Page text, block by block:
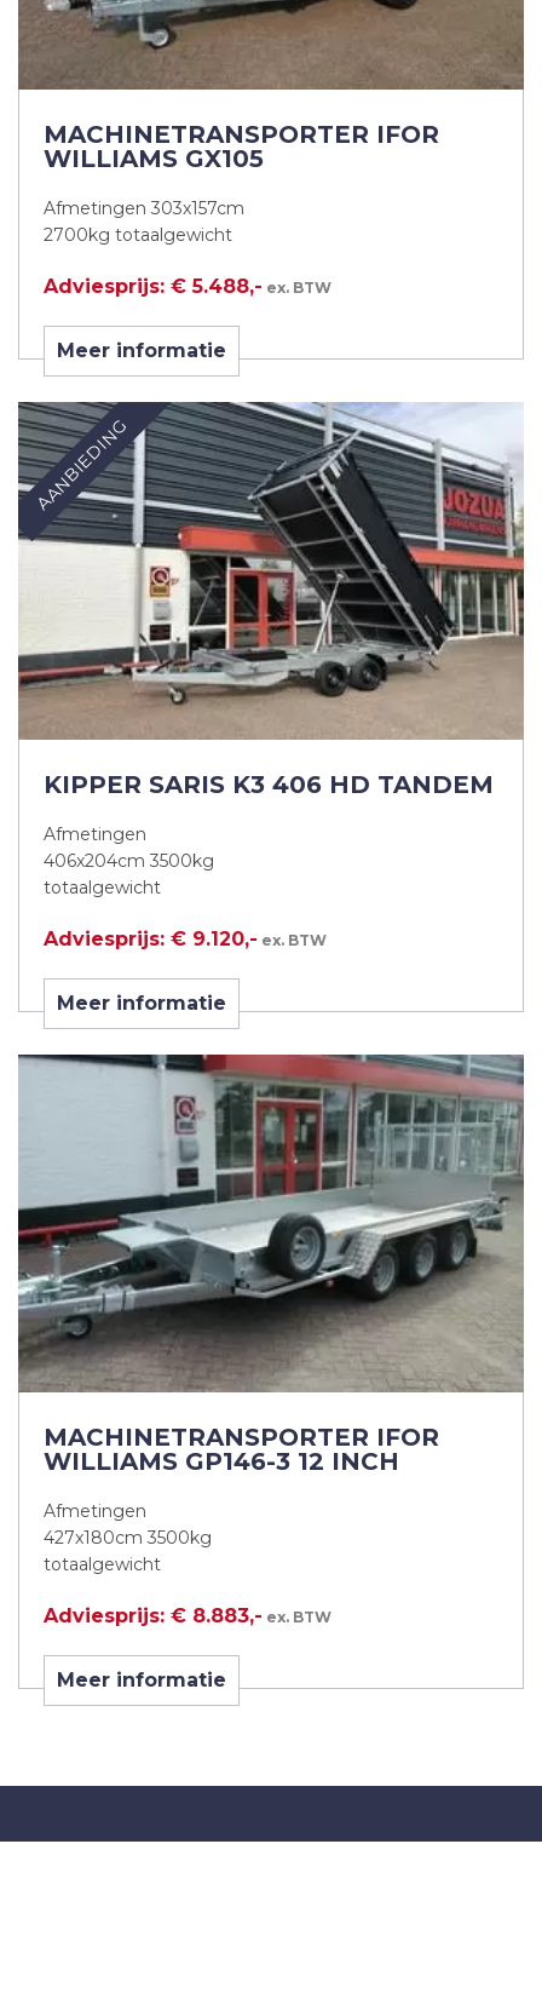
MACHINETRANSPORTER IFOR
WILLIAMS GX105
Afmetingen 303x157cm
2700kg totaalgewicht
Adviesprijs: € 5.488,- ex. BTW
Meer informatie
AANBIEDING
KIPPER SARIS K3 406 HD TANDEM
Afmetingen
406x204cm 3500kg
totaalgewicht
Adviesprijs: € 9.120,- ex. BTW
Meer informatie
MACHINETRANSPORTER IFOR
WILLIAMS GP146-3 12 INCH
Afmetingen
427x180cm 3500kg
totaalgewicht
Adviesprijs: € 8.883,- ex. BTW
Meer informatie